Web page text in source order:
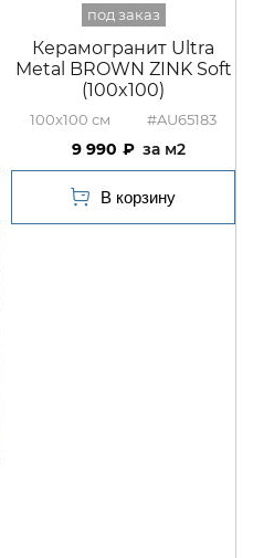
Керамогранит Ultra
Metal BROWN ZINK Soft
(100x100)
100x100 #AU65183
9 990 м2